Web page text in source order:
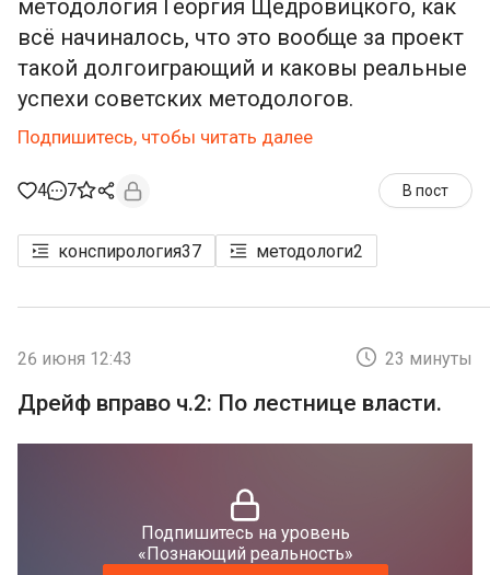
методология Георгия Щедровицкого, как
всё начиналось, что это вообще за проект
такой долгоиграющий и каковы реальные
успехи советских методологов.
Подпишитесь, чтобы читать далее
4 7 В пост
конспирология37 методологи2
26 июня 12:43 23 минуты
Дрейф вправо ч.2: По лестнице власти.
Подпишитесь на уровень
«Познающий реальность»